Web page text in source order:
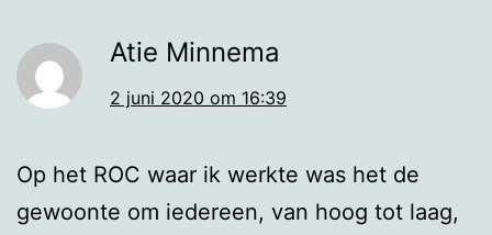
Atie Minnema
2 juni 2020 om 16:39
Op het ROC waar ik werkte was het de
gewoonte om iedereen, van hoog tot laag,